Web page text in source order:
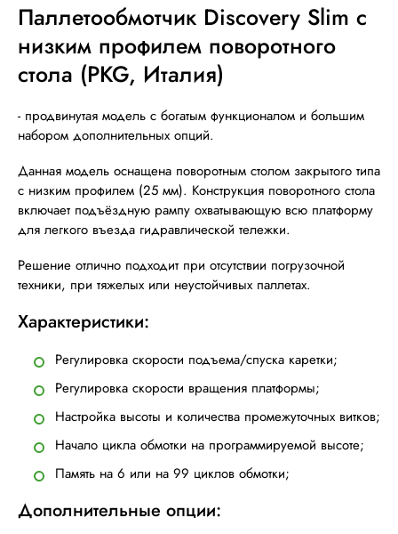
Паллетообмотчик Discovery Slim с
низким профилем поворотного
стола (PKG, Италия)
- продвинутая модель с богатым функционалом и большим
набором дополнительных опций.
Данная модель оснащена поворотным столом закрытого типа
с низким профилем (25 мм). Конструкция поворотного стола
включает подъёздную рампу охватывающую всю платформу
для легкого въезда гидравлической тележки.
Решение отлично подходит при отсутствии погрузочной
техники, при тяжелых или неустойчивых паллетах.
Характеристики:
Регулировка скорости подъема/спуска каретки;
Регулировка скорости вращения платформы;
Настройка высоты и количества промежуточных витков;
Начало цикла обмотки на программируемой высоте;
Память на 6 или на 99 циклов обмотки;
Дополнительные опции: